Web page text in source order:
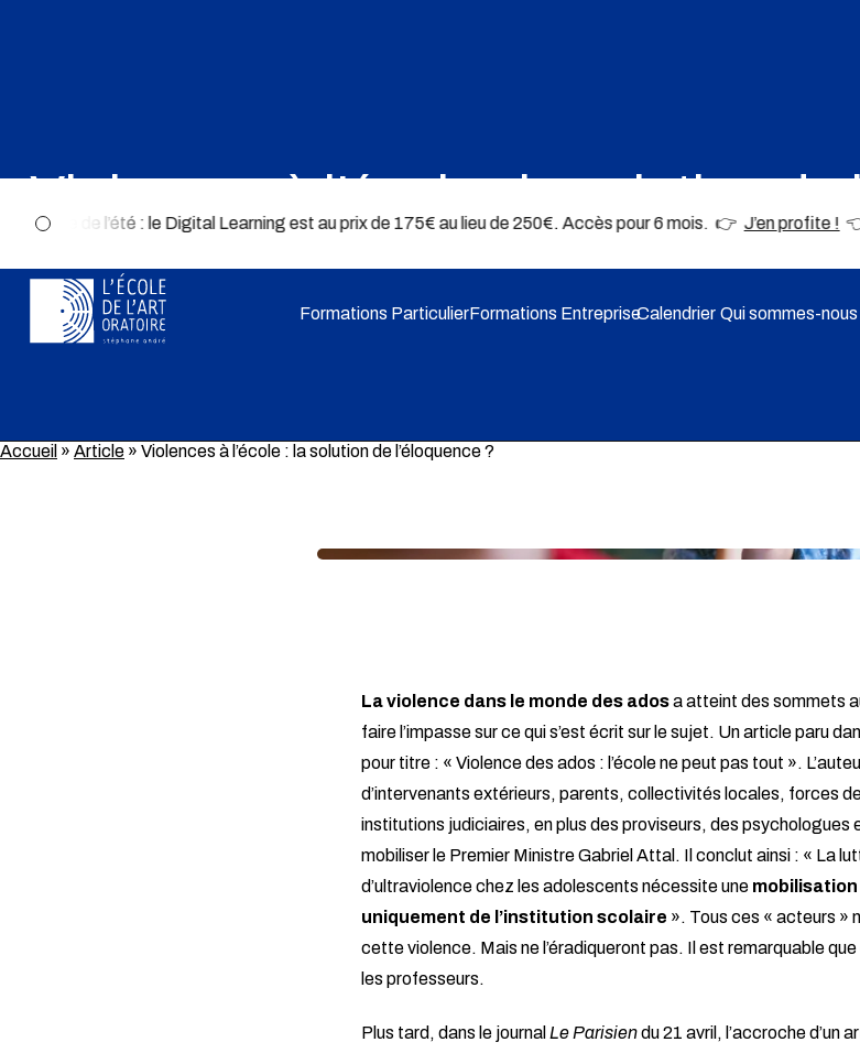
Offre de l’été : le Digital Learning est au prix de 175€ au lieu de 250€. Accès pour 6 mois. 👉J’en profite ! 👈
Formations ParticulierFormations EntrepriseCalendrier Qui sommes-nous
Violences à l’école : la solution de
Accueil » Article » Violences à l’école : la solution de l’éloquence ?
La violence dans le monde des adosa atteint des sommets
faire l’impasse sur ce qui s’est écrit sur le sujet. Un article paru
pour titre : « Violence des ados : l’école ne peut pas tout ».
d’intervenants extérieurs, parents, collectivités locales, forces
institutions judiciaires, en plus des proviseurs, des
mobiliser le Premier Ministre Gabriel Attal. Il conclut ainsi : « La
d’ultraviolence chez les adolescents nécessite une
uniquement de l’institution scolaire ». Tous ces « acteurs »
cette violence. Mais ne l’éradiqueront pas. Il est remarquable
les professeurs.
Plus tard, dans le journal Le Parisiendu 21 avril, l’accroche d’un